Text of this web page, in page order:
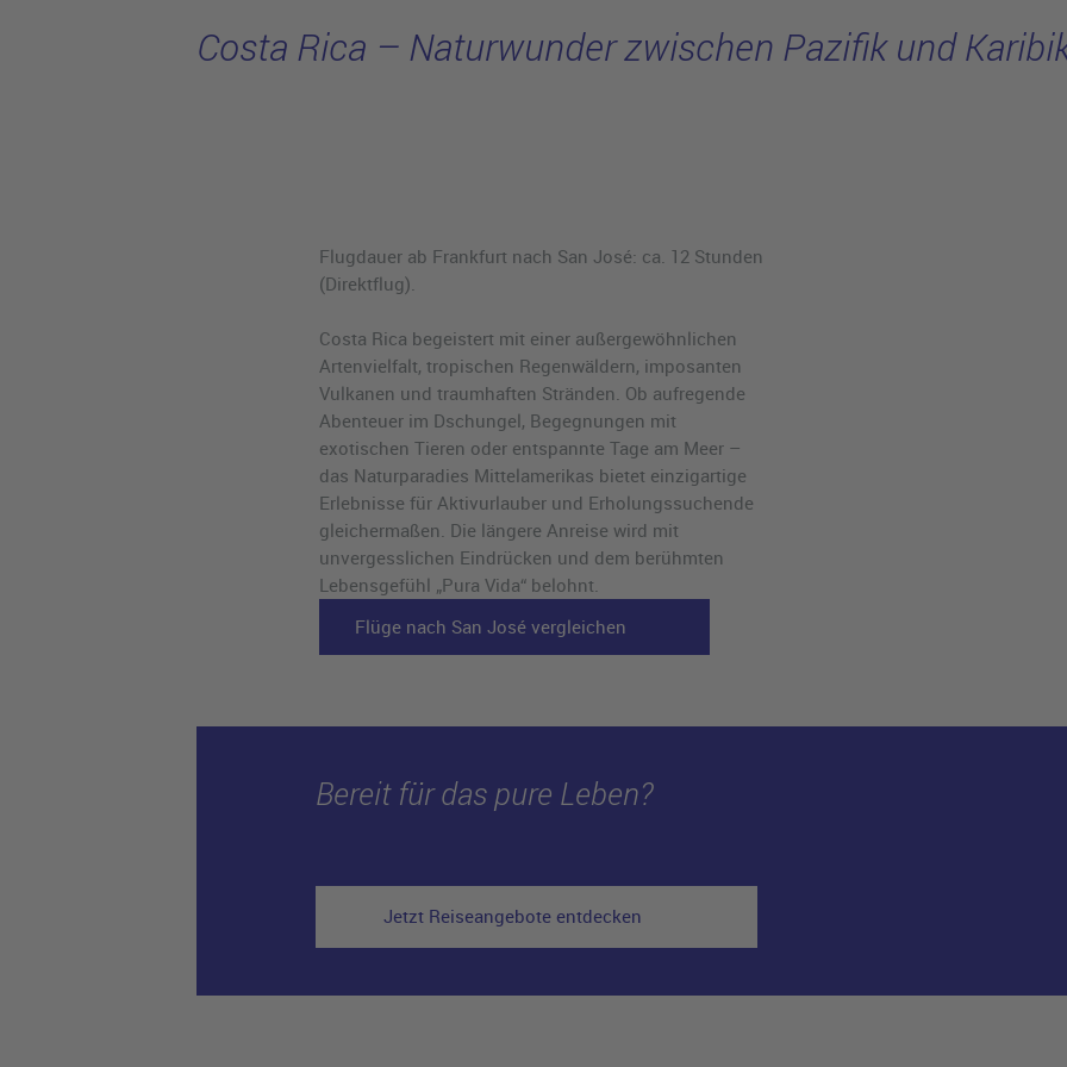
Costa Rica – Naturwunder zwischen Pazifik und
Flugdauer ab Frankfurt nach San José: ca. 12 Stunden
(Direktflug).
Costa Rica begeistert mit einer außergewöhnlichen
Artenvielfalt, tropischen Regenwäldern, imposanten
Vulkanen und traumhaften Stränden. Ob aufregende
Abenteuer im Dschungel, Begegnungen mit
exotischen Tieren oder entspannte Tage am Meer –
das Naturparadies Mittelamerikas bietet einzigartige
Erlebnisse für Aktivurlauber und Erholungssuchende
gleichermaßen. Die längere Anreise wird mit
unvergesslichen Eindrücken und dem berühmten
Lebensgefühl „Pura Vida“ belohnt.
Flüge nach San José vergleichen
Bereit für das pure Leben?
Jetzt Reiseangebote entdecken